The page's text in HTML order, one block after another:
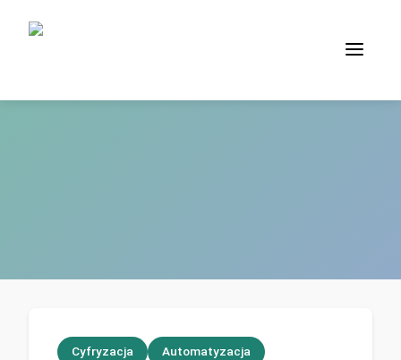
Cyfryzacja Automatyzacja